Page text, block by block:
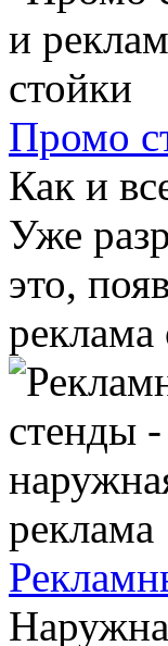
Промо
Как и
Уже
это,
реклама